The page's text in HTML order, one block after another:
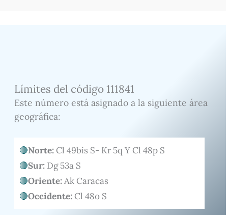
Límites del código 111841
Este número está asignado a la siguiente área
geográfica:
Norte:Cl 49bis S- Kr 5q Y Cl 48p S
Sur: Dg 53a S
Oriente:Ak Caracas
Occidente:Cl 48o S